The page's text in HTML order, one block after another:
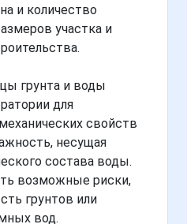
и количество
участка и
грунта и воды
для
свойств
несущая
состава воды.
возможные риски,
грунтов или
вод.